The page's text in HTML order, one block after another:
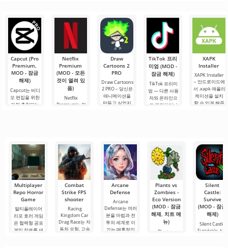
무한한 가능성
으로 주목받으
며, 사용자들을.
간단한 게임 플
레이로 인해 모
든 연령대의 사
람들이 즐길 수
있으며, 온
무한한 가능성
을 제공하는 화
려하고 흥미로
운 안드로이드
게임입니다. 흥
미진진한 모험
과 현실적인 도
시.
소를 사용하여
운전자의 역할
을 맡게 됩니다.
총 86개의 다양
한 레벨이
비즈니스 요소
의 성공적인 결
합을 안드로이
드에서 제공합
사용자에게 화
물 트럭
Capcut (Pro
Premium,
MOD - 잠금
해제)
Capcut는 비디
오 편집을 위한
가장 추천되는
장합니다. 많은
사용자에게 무
료 버전은 모든
편집 요구를
Netflix
Premium
(MOD - 모든
것이 열려 있
음)
Netflix
Premium는 안
있는 서비스 중
하나입니다. 이
곳에는 최신 미
디어 제품뿐만
아니라
Draw
Cartoons 2
PRO
Draw Cartoons
2 PRO – 당신은
애니메이션을
만들고 싶었지
에 달려 있습니
다. 복잡한
TikTok 프리
미엄 (MOD -
잠금 해제)
TikTok 프리미
엄 — 다른 사용
자와 온라인으
로 연결하거나
루를 시작하거
나 힘든 하루를.
XAPK
Installer
XAPK Installer
– 안드로이드에
서 .xapk 애플리
케이션을 설치
할 수 있게 해줍
시작할 수
Multiplayer
Repo Horror
Game
멀티플레이어
리포 호러 게임
은 협력형 공포
게임 장르를 새
Combat
Strike FPS
shooter
Racing
Kingdom Car
Drag Race는 자
동차 모험, 고속
Arcane
Defense
Arcane
Defense는 여러
분을 마법과 전
투의 세계로 이
끄는 매혹적인
Plants vs
Zombies -
Eco Version
(MOD - 잠금
해제, 치트 메
뉴)
Plants vs
Silent
Castle:
Survive
(MOD - 잠금
해제)
Silent Castle:
Survive는 신비